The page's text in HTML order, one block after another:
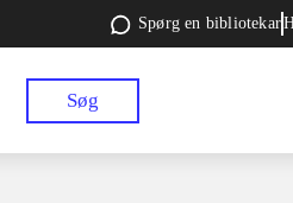
Spørg en bibliotekar
Søg